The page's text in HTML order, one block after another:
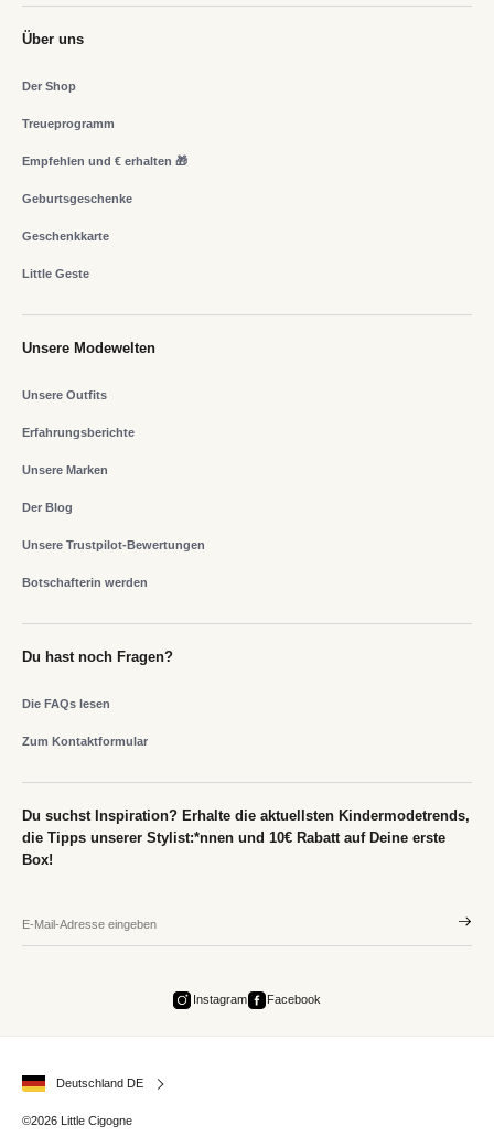
Über uns
Der Shop
Treueprogramm
Empfehlen und € erhalten 🎁
Geburtsgeschenke
Geschenkkarte
Little Geste
Unsere Modewelten
Unsere Outfits
Erfahrungsberichte
Unsere Marken
Der Blog
Unsere Trustpilot-Bewertungen
Botschafterin werden
Du hast noch Fragen?
Die FAQs lesen
Zum Kontaktformular
Du suchst Inspiration? Erhalte die aktuellsten Kindermodetrends,
die Tipps unserer Stylist:*nnen und 10€ Rabatt auf Deine erste
Box!
Instagram Facebook
Deutschland DE
©2026 Little Cigogne